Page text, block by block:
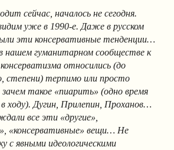
сейчас, началось не сегодня.
уже в 1990-е. Даже в русском
эти консервативные тенденции…
нашем гуманитарном сообществе к
относились (до
степени) терпимо или просто
зачем такое «пиарить» (одно время
ходу). Дугин, Прилепин, Проханов…
все эти «другие»,
«консервативные» вещи… Не
с явными идеологическими